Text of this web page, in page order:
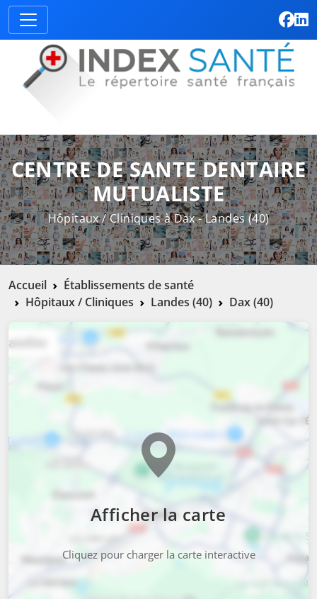
CENTRE DE SANTE DENTAIRE
MUTUALISTE
Hôpitaux / Cliniques à Dax - Landes (40)
Accueil
Établissements de santé
Hôpitaux / Cliniques
Landes (40) Dax (40)
Afficher la carte
Cliquez pour charger la carte interactive